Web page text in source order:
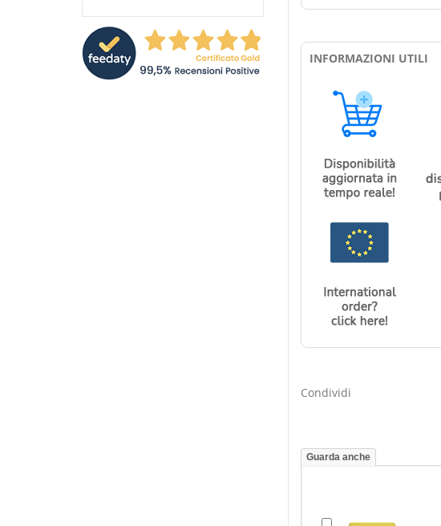
INFORMAZIONI UTILI
Condividi
Guarda anche